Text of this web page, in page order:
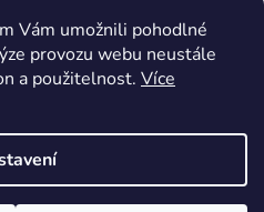
Vám umožnili pohodlné
provozu webu neustále
a použitelnost. Více